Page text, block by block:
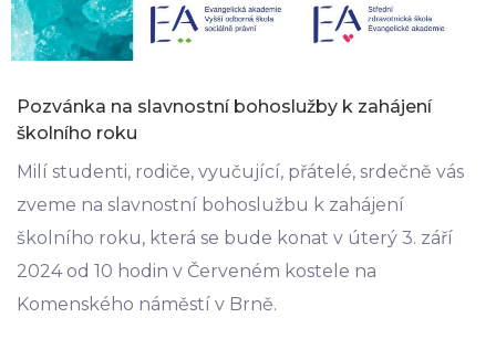
Pozvánka na slavnostní bohoslužby k zahájení
školního roku
Milí studenti, rodiče, vyučující, přátelé, srdečně vás
zveme na slavnostní bohoslužbu k zahájení
školního roku, která se bude konat v úterý 3. září
2024 od 10 hodin v Červeném kostele na
Komenského náměstí v Brně.